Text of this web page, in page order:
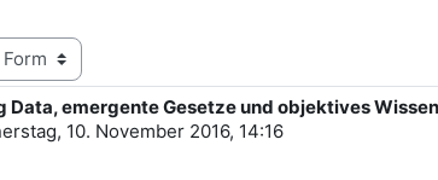
Data, emergente Gesetze und objektives
10. November 2016, 14:16